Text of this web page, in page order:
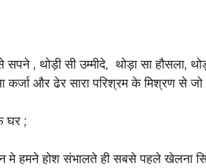
सपने , थोड़ी सी उम्मीदे,  थोड़ा सा हौसला,
कर्जा और ढेर सारा परिश्रम के मिश्रण से
घर ;
मे हमने होश संभालते ही सबसे पहले खेलना